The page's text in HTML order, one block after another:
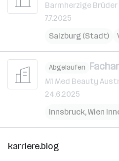
Barmherzige
7.7.2025
Salzburg (Stadt)
Abgelaufen
M1 Med Beauty
24.6.2025
Innsbruck,Wien
karriere.blog